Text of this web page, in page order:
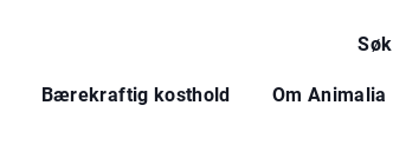
Søk
Bærekraftig kosthold Om Animalia